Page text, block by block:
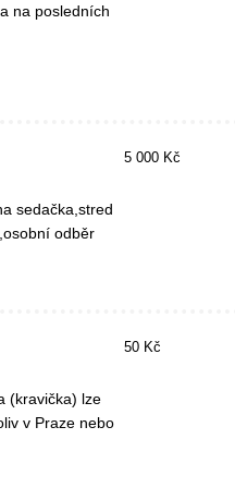
na posledních
sedačka,stred
odběr
5 000 Kč
(kravička) lze
v Praze nebo
50 Kč